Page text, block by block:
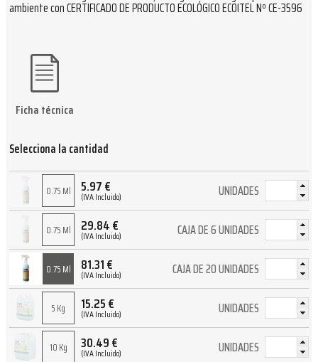
ambiente con CERTIFICADO DE PRODUCTO ECOLÓGICO ECOITEL Nº CE-3596
Selecciona la cantidad
0.75 Ml 5.97€
(IVA Incluido) UNIDADES
0.75 Ml 29.84€
(IVA Incluido) CAJA DE 6 UNIDADES
0.75 Ml 81.31€
(IVA Incluido) CAJA DE 20 UNIDADES
5 Kg 15.25€
(IVA Incluido) UNIDADES
10 Kg 30.49€
(IVA Incluido) UNIDADES
Ficha técnica